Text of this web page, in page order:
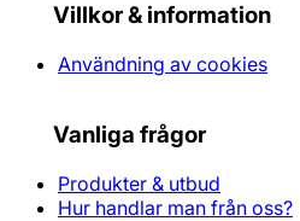
Villkor & information
Användning av cookies
Vanliga frågor
Produkter & utbud
Hur handlar man från oss?